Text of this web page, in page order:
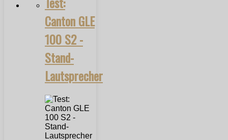
Canton GLE
100 S2 -
Stand-
Lautsprecher